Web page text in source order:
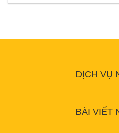
DỊCH VỤ
BÀI VIẾT